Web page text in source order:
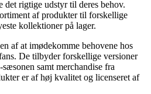
rigtige udstyr til deres behov.
af produkter til forskellige
kollektioner på lager.
af at imødekomme behovene hos
De tilbyder forskellige versioner
samt merchandise fra
er af høj kvalitet og licenseret af